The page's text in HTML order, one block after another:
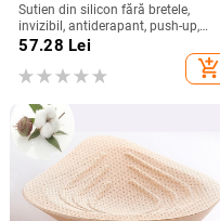
Sutien din silicon fără bretele,
invizibil, antiderapant, push-up,
pentru rochii de mireasă, spate
57.28 Lei
add_shopping_cart